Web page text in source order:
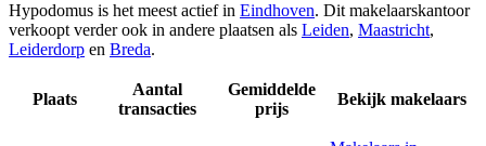
Hypodomus is het meest actief in Eindhoven. Dit makelaarskantoor
verkoopt verder ook in andere plaatsen als Leiden, Maastricht,
Leiderdorp en Breda.
Plaats
Aantal
transacties
Gemiddelde
prijs
Bekijk makelaars